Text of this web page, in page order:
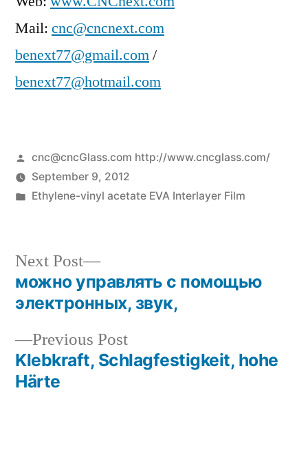
Mail: cnc@cncnext.com
benext77@gmail.com/
benext77@hotmail.com
Posted
by
cnc@cncGlass.com http://www.cncglass.com/
September 9, 2012
Posted
Ethylene-vinyl acetate EVA Interlayer Film
Post
navigation
Previous PostPrevious
post:
Klebkraft, Schlagfestigkeit, hohe
Härte
Next Post
Next
post:
можно управлять с помощью
электронных, звук,